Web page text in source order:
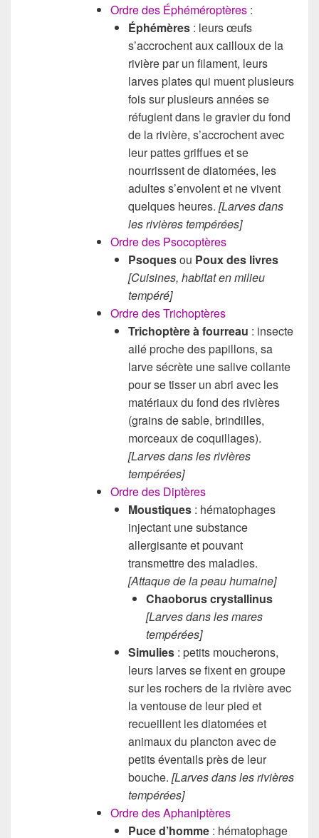
Ordre des Éphéméroptères :
Éphémères : leurs œufs
s’accrochent aux cailloux de la
rivière par un filament, leurs
larves plates qui muent plusieurs
fois sur plusieurs années se
réfugient dans le gravier du fond
de la rivière, s’accrochent avec
leur pattes griffues et se
nourrissent de diatomées, les
adultes s’envolent et ne vivent
quelques heures. [Larves dans
les rivières tempérées]
Ordre des Psocoptères
Psoquesou Poux des livres
[Cuisines, habitat en milieu
tempéré]
Ordre des Trichoptères
Trichoptère à fourreau : insecte
ailé proche des papillons, sa
larve sécrète une salive collante
pour se tisser un abri avec les
matériaux du fond des rivières
(grains de sable, brindilles,
morceaux de coquillages).
[Larves dans les rivières
tempérées]
Ordre des Diptères
Moustiques : hématophages
injectant une substance
allergisante et pouvant
transmettre des maladies.
[Attaque de la peau humaine]
Chaoborus crystallinus
[Larves dans les mares
tempérées]
Simulies : petits moucherons,
leurs larves se fixent en groupe
sur les rochers de la rivière avec
la ventouse de leur pied et
recueillent les diatomées et
animaux du plancton avec de
petits éventails près de leur
bouche. [Larves dans les rivières
tempérées]
Ordre des Aphaniptères
Puce d’homme : hématophage